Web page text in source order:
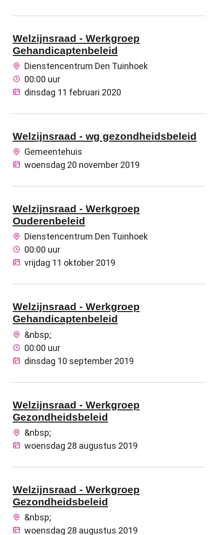
Welzijnsraad - Werkgroep
Gehandicaptenbeleid
Dienstencentrum Den Tuinhoek
00:00 uur
dinsdag 11 februari 2020
Welzijnsraad - wg gezondheidsbeleid
Gemeentehuis
woensdag 20 november 2019
Welzijnsraad - Werkgroep
Ouderenbeleid
Dienstencentrum Den Tuinhoek
00:00 uur
vrijdag 11 oktober 2019
Welzijnsraad - Werkgroep
Gehandicaptenbeleid
&nbsp;
00:00 uur
dinsdag 10 september 2019
Welzijnsraad - Werkgroep
Gezondheidsbeleid
&nbsp;
woensdag 28 augustus 2019
Welzijnsraad - Werkgroep
Gezondheidsbeleid
&nbsp;
woensdag 28 augustus 2019